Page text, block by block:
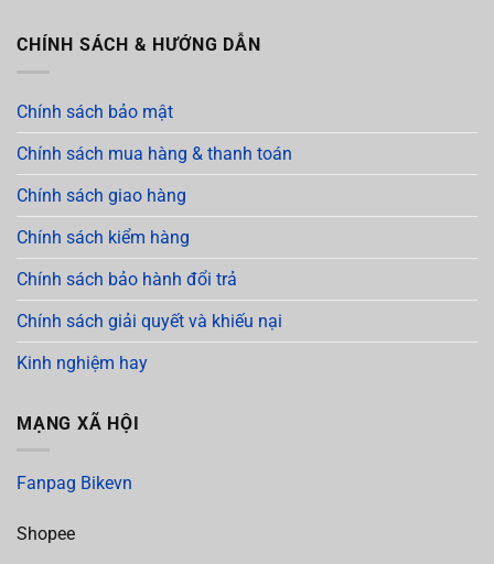
CHÍNH SÁCH & HƯỚNG DẪN
Chính sách bảo mật
Chính sách mua hàng & thanh toán
Chính sách giao hàng
Chính sách kiểm hàng
Chính sách bảo hành đổi trả
Chính sách giải quyết và khiếu nại
Kinh nghiệm hay
MẠNG XÃ HỘI
Fanpag Bikevn
Shopee